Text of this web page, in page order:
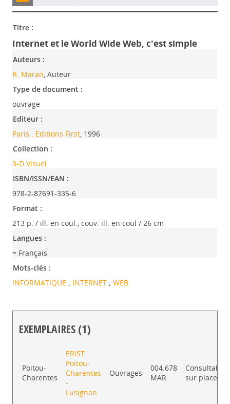
Titre :
Internet et le World Wide Web, c'est simple
Auteurs :
R. Maran, Auteur
Type de document :
ouvrage
Editeur :
Paris : Editions First, 1996
Collection :
3-D Visuel
ISBN/ISSN/EAN :
978-2-87691-335-6
Format :
213 p. / ill. en coul., couv. ill. en coul / 26 cm
Langues :
= Français
Mots-clés :
INFORMATIQUE ; INTERNET ;WEB
EXEMPLAIRES (1)
Poitou-
Charentes
ERIST
Poitou-
Charentes
-
Lusignan
Ouvrages
004.678
MAR
Consultable
sur place